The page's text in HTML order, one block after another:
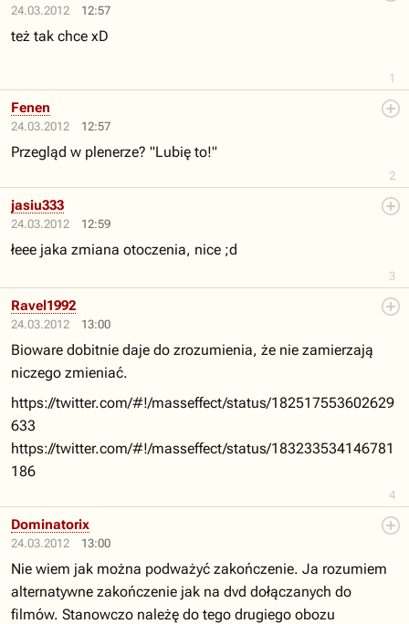
24.03.2012 12:57
1
też tak chce xD
24.03.2012 12:57
2
Fenen
Przegląd w plenerze? "Lubię to!"
24.03.2012 12:59
3
jasiu333
łeee jaka zmiana otoczenia, nice ;d
24.03.2012 13:00
4
Ravel1992
Bioware dobitnie daje do zrozumienia, że nie zamierzają
niczego zmieniać.
https://twitter.com/#!/masseffect/status/182517553602629
633
https://twitter.com/#!/masseffect/status/183233534146781
186
24.03.2012 13:00
Dominatorix
Nie wiem jak można podważyć zakończenie. Ja rozumiem
alternatywne zakończenie jak na dvd dołączanych do
filmów. Stanowczo należę do tego drugiego obozu